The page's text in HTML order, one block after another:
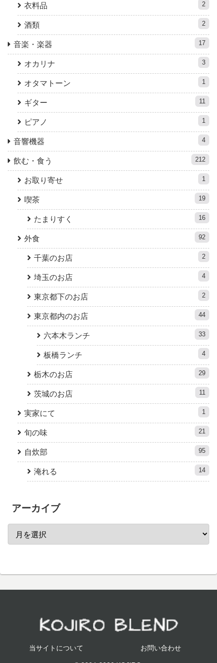
衣料品 2
酒類 2
音楽・楽器 17
オカリナ 3
オタマトーン 1
ギター 11
ピアノ 1
音響機器 4
飲む・食う 212
お取り寄せ 1
喫茶 19
たまりすく 16
外食 92
千葉のお店 2
埼玉のお店 4
東京都下のお店 2
東京都内のお店 44
六本木ランチ 33
板橋ランチ 4
栃木のお店 29
茨城のお店 11
実家にて 1
旬の味 21
自炊部 95
淹れる 14
アーカイブ
当サイトについて お問い合わせ